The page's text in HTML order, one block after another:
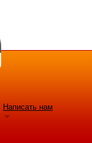
Написать нам